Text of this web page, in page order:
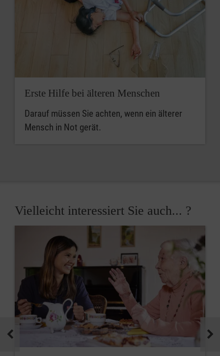
Erste Hilfe bei älteren Menschen
Darauf müssen Sie achten, wenn ein älterer
Mensch in Not gerät.
Vielleicht interessiert Sie auch... ?